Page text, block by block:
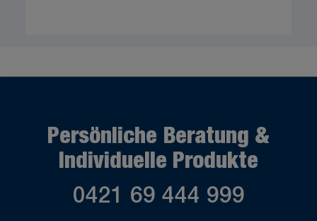
Persönliche Beratung &
Individuelle Produkte
0421 69 444 999